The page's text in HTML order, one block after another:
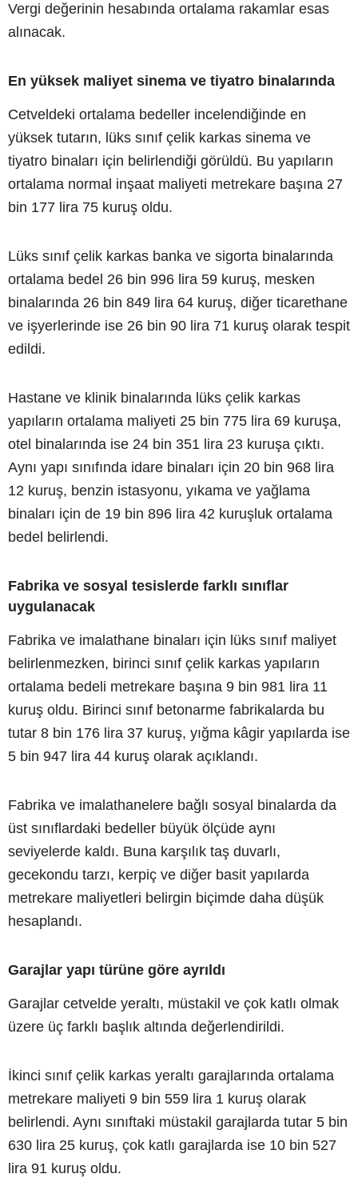
Vergi değerinin hesabında ortalama rakamlar esas
alınacak.
En yüksek maliyet sinema ve tiyatro binalarında
Cetveldeki ortalama bedeller incelendiğinde en
yüksek tutarın, lüks sınıf çelik karkas sinema ve
tiyatro binaları için belirlendiği görüldü. Bu yapıların
ortalama normal inşaat maliyeti metrekare başına 27
bin 177 lira 75 kuruş oldu.
Lüks sınıf çelik karkas banka ve sigorta binalarında
ortalama bedel 26 bin 996 lira 59 kuruş, mesken
binalarında 26 bin 849 lira 64 kuruş, diğer ticarethane
ve işyerlerinde ise 26 bin 90 lira 71 kuruş olarak tespit
edildi.
Hastane ve klinik binalarında lüks çelik karkas
yapıların ortalama maliyeti 25 bin 775 lira 69 kuruşa,
otel binalarında ise 24 bin 351 lira 23 kuruşa çıktı.
Aynı yapı sınıfında idare binaları için 20 bin 968 lira
12 kuruş, benzin istasyonu, yıkama ve yağlama
binaları için de 19 bin 896 lira 42 kuruşluk ortalama
bedel belirlendi.
Fabrika ve sosyal tesislerde farklı sınıflar
uygulanacak
Fabrika ve imalathane binaları için lüks sınıf maliyet
belirlenmezken, birinci sınıf çelik karkas yapıların
ortalama bedeli metrekare başına 9 bin 981 lira 11
kuruş oldu. Birinci sınıf betonarme fabrikalarda bu
tutar 8 bin 176 lira 37 kuruş, yığma kâgir yapılarda ise
5 bin 947 lira 44 kuruş olarak açıklandı.
Fabrika ve imalathanelere bağlı sosyal binalarda da
üst sınıflardaki bedeller büyük ölçüde aynı
seviyelerde kaldı. Buna karşılık taş duvarlı,
gecekondu tarzı, kerpiç ve diğer basit yapılarda
metrekare maliyetleri belirgin biçimde daha düşük
hesaplandı.
Garajlar yapı türüne göre ayrıldı
Garajlar cetvelde yeraltı, müstakil ve çok katlı olmak
üzere üç farklı başlık altında değerlendirildi.
İkinci sınıf çelik karkas yeraltı garajlarında ortalama
metrekare maliyeti 9 bin 559 lira 1 kuruş olarak
belirlendi. Aynı sınıftaki müstakil garajlarda tutar 5 bin
630 lira 25 kuruş, çok katlı garajlarda ise 10 bin 527
lira 91 kuruş oldu.